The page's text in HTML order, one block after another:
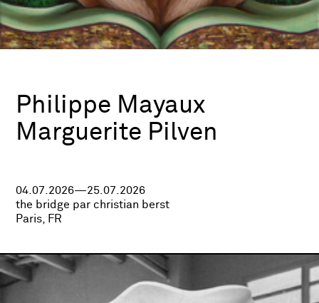
Philippe Mayaux
Marguerite Pilven
04.07.2026—25.07.2026
the bridge par christian berst
Paris, FR